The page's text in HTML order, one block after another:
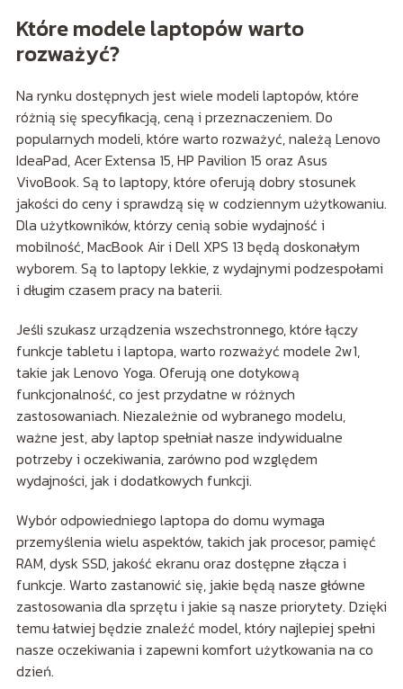
Które modele laptopów warto
rozważyć?
Na rynku dostępnych jest wiele modeli laptopów, które
różnią się specyfikacją, ceną i przeznaczeniem. Do
popularnych modeli, które warto rozważyć, należą Lenovo
IdeaPad, Acer Extensa 15, HP Pavilion 15 oraz Asus
VivoBook. Są to laptopy, które oferują dobry stosunek
jakości do ceny i sprawdzą się w codziennym użytkowaniu.
Dla użytkowników, którzy cenią sobie wydajność i
mobilność, MacBook Air i Dell XPS 13 będą doskonałym
wyborem. Są to laptopy lekkie, z wydajnymi podzespołami
i długim czasem pracy na baterii.
Jeśli szukasz urządzenia wszechstronnego, które łączy
funkcje tabletu i laptopa, warto rozważyć modele 2w1,
takie jak Lenovo Yoga. Oferują one dotykową
funkcjonalność, co jest przydatne w różnych
zastosowaniach. Niezależnie od wybranego modelu,
ważne jest, aby laptop spełniał nasze indywidualne
potrzeby i oczekiwania, zarówno pod względem
wydajności, jak i dodatkowych funkcji.
Wybór odpowiedniego laptopa do domu wymaga
przemyślenia wielu aspektów, takich jak procesor, pamięć
RAM, dysk SSD, jakość ekranu oraz dostępne złącza i
funkcje. Warto zastanowić się, jakie będą nasze główne
zastosowania dla sprzętu i jakie są nasze priorytety. Dzięki
temu łatwiej będzie znaleźć model, który najlepiej spełni
nasze oczekiwania i zapewni komfort użytkowania na co
dzień.